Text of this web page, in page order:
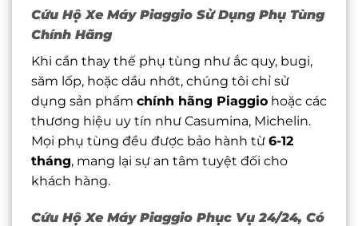
Cứu Hộ Xe Máy Piaggio Sử Dụng Phụ Tùng
Chính Hãng
Khi cần thay thế phụ tùng như ắc quy, bugi,
săm lốp, hoặc dầu nhớt, chúng tôi chỉ sử
dụng sản phẩm chính hãng Piaggio hoặc các
thương hiệu uy tín như Casumina, Michelin.
Mọi phụ tùng đều được bảo hành từ 6-12
tháng, mang lại sự an tâm tuyệt đối cho
khách hàng.
Cứu Hộ Xe Máy Piaggio Phục Vụ 24/24, Có